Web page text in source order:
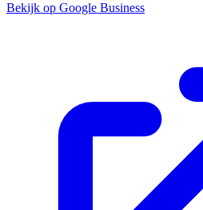
Bekijk op Google Business